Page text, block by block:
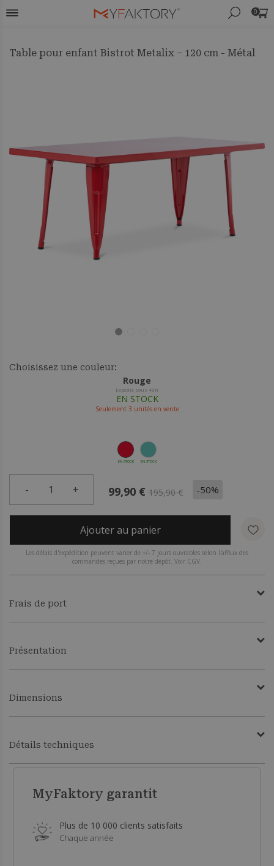
0
Table pour enfant Bistrot Metalix – 120 cm - Métal
Choisissez une couleur:
Rouge
Expédié sous 48h
EN STOCK
Seulement 3 unités en vente
EN STOCK EN STOCK
- 1 + 99,90 € 195,90 € -50%
Ajouter au panier
Les délais d'expédition peuvent varier de +/- 7 jours ouvrables selon l'afflux des
commandes reçues par notre dépôt. Voir CGV.
Frais de port
Présentation
Dimensions
Détails techniques
MyFaktory garantit
Plus de 10 000 clients satisfaits
Chaque année